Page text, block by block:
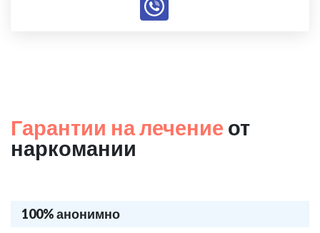
Гарантии на лечение от
наркомании
100% анонимно